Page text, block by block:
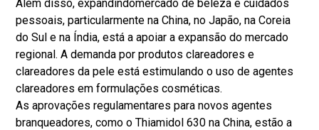
Além disso, expandindomercado de beleza e cuidados
pessoais, particularmente na China, no Japão, na Coreia
do Sul e na Índia, está a apoiar a expansão do mercado
regional. A demanda por produtos clareadores e
clareadores da pele está estimulando o uso de agentes
clareadores em formulações cosméticas.
As aprovações regulamentares para novos agentes
branqueadores, como o Thiamidol 630 na China, estão a